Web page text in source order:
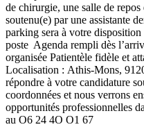
de chirurgie, une salle de
soutenu(e) par une assistante
parking sera à votre
poste Agenda rempli dès
organisée Patientèle fidèle et
Localisation : Athis-Mons,
répondre à votre candidature
coordonnées et nous verrons
opportunités professionnelles
au O6 24 4O O1 67